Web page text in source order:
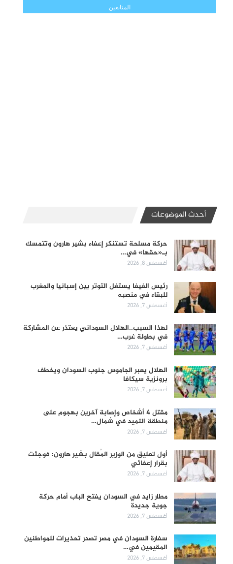
المتابعين
أحدث الموضوعات
حركة مسلحة تستنكر إعفاء بشير هارون وتتمسك
بـ«حقها» في…
أغسطس 8, 2026
رئيس الفيفا يستغل التوتر بين إسبانيا والمغرب
للبقاء في منصبه
أغسطس 7, 2026
لهذا السبب..الهلال السوداني يعتذر عن المشاركة
في بطولة غرب…
أغسطس 7, 2026
الهلال يعبر الجاموس جنوب السودان ويخطف
برونزية سيكافا
أغسطس 7, 2026
مقتل 4 أشخاص وإصابة آخرين بهجوم على
منطقة التميد في شمال…
أغسطس 7, 2026
أول تعليق من الوزير المُقال بشير هارون: فوجئت
بقرار إعفائي
أغسطس 7, 2026
مطار زايد في السودان يفتح الباب أمام حركة
جوية جديدة
أغسطس 7, 2026
سفارة السودان في مصر تصدر تحذيرات للمواطنين
المقيمين في…
أغسطس 7, 2026